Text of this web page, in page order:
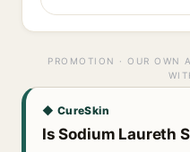
PROMOTION · OUR OWN
◆ CureSkin
Is Sodium Laureth